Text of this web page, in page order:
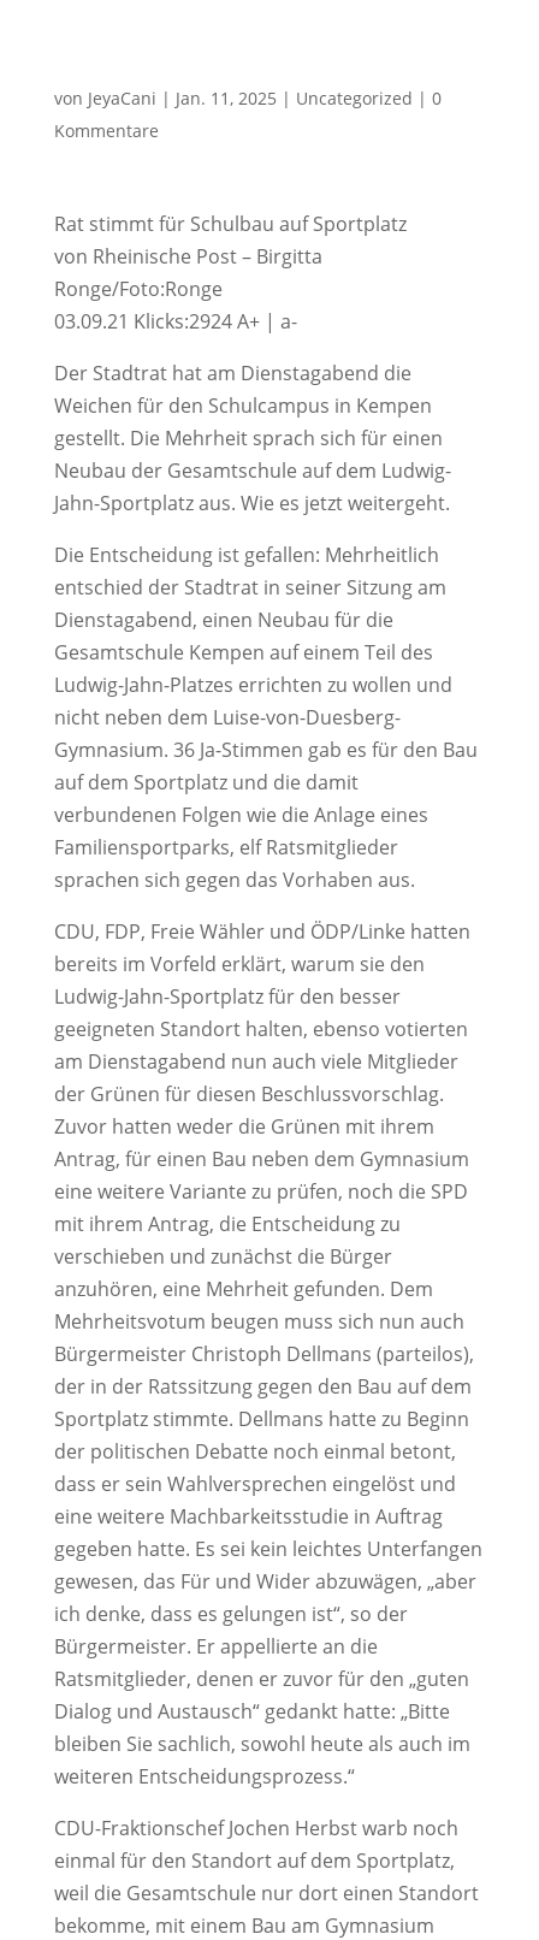
von JeyaCani | Jan. 11, 2025 | Uncategorized | 0
Kommentare
Rat stimmt für Schulbau auf Sportplatz
von Rheinische Post – Birgitta
Ronge/Foto:Ronge
03.09.21 Klicks:2924 A+ | a-
Der Stadtrat hat am Dienstagabend die
Weichen für den Schulcampus in Kempen
gestellt. Die Mehrheit sprach sich für einen
Neubau der Gesamtschule auf dem Ludwig-
Jahn-Sportplatz aus. Wie es jetzt weitergeht.
Die Entscheidung ist gefallen: Mehrheitlich
entschied der Stadtrat in seiner Sitzung am
Dienstagabend, einen Neubau für die
Gesamtschule Kempen auf einem Teil des
Ludwig-Jahn-Platzes errichten zu wollen und
nicht neben dem Luise-von-Duesberg-
Gymnasium. 36 Ja-Stimmen gab es für den Bau
auf dem Sportplatz und die damit
verbundenen Folgen wie die Anlage eines
Familiensportparks, elf Ratsmitglieder
sprachen sich gegen das Vorhaben aus.
CDU, FDP, Freie Wähler und ÖDP/Linke hatten
bereits im Vorfeld erklärt, warum sie den
Ludwig-Jahn-Sportplatz für den besser
geeigneten Standort halten, ebenso votierten
am Dienstagabend nun auch viele Mitglieder
der Grünen für diesen Beschlussvorschlag.
Zuvor hatten weder die Grünen mit ihrem
Antrag, für einen Bau neben dem Gymnasium
eine weitere Variante zu prüfen, noch die SPD
mit ihrem Antrag, die Entscheidung zu
verschieben und zunächst die Bürger
anzuhören, eine Mehrheit gefunden. Dem
Mehrheitsvotum beugen muss sich nun auch
Bürgermeister Christoph Dellmans (parteilos),
der in der Ratssitzung gegen den Bau auf dem
Sportplatz stimmte. Dellmans hatte zu Beginn
der politischen Debatte noch einmal betont,
dass er sein Wahlversprechen eingelöst und
eine weitere Machbarkeitsstudie in Auftrag
gegeben hatte. Es sei kein leichtes Unterfangen
gewesen, das Für und Wider abzuwägen, „aber
ich denke, dass es gelungen ist“, so der
Bürgermeister. Er appellierte an die
Ratsmitglieder, denen er zuvor für den „guten
Dialog und Austausch“ gedankt hatte: „Bitte
bleiben Sie sachlich, sowohl heute als auch im
weiteren Entscheidungsprozess.“
CDU-Fraktionschef Jochen Herbst warb noch
einmal für den Standort auf dem Sportplatz,
weil die Gesamtschule nur dort einen Standort
bekomme, mit einem Bau am Gymnasium